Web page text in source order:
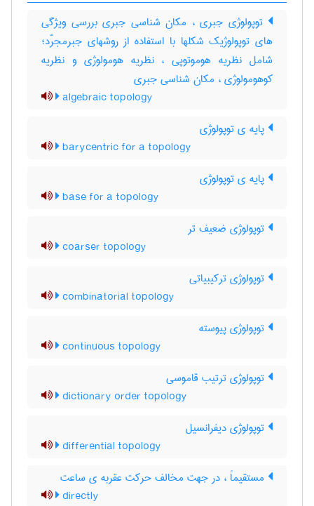
توپولوژی جبری ، مکان شناسی جبری بررسی ویژگی
های توپولوژیک شکلها با استفاده از روشهای جبرمجرّد؛
شامل نظریه هوموتوپی ، نظریه هومولوژی و نظریه
کوهومولوژی ، مکان شناسی جبری
algebraic topology
پایه ی توپولوژی
barycentric for a topology
پایه ی توپولوژی
base for a topology
توپولوژی ضعیف تر
coarser topology
توپولوژی ترکیبیاتی
combinatorial topology
توپولوژی پیوسته
continuous topology
توپولوژی ترتیب قاموسی
dictionary order topology
توپولوژی دیفرانسیل
differential topology
مستقیماً ، در جهت مخالف حرکت عقربه ی ساعت
directly